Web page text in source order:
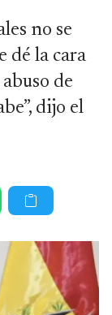
no se
dé la cara
de
dijo el